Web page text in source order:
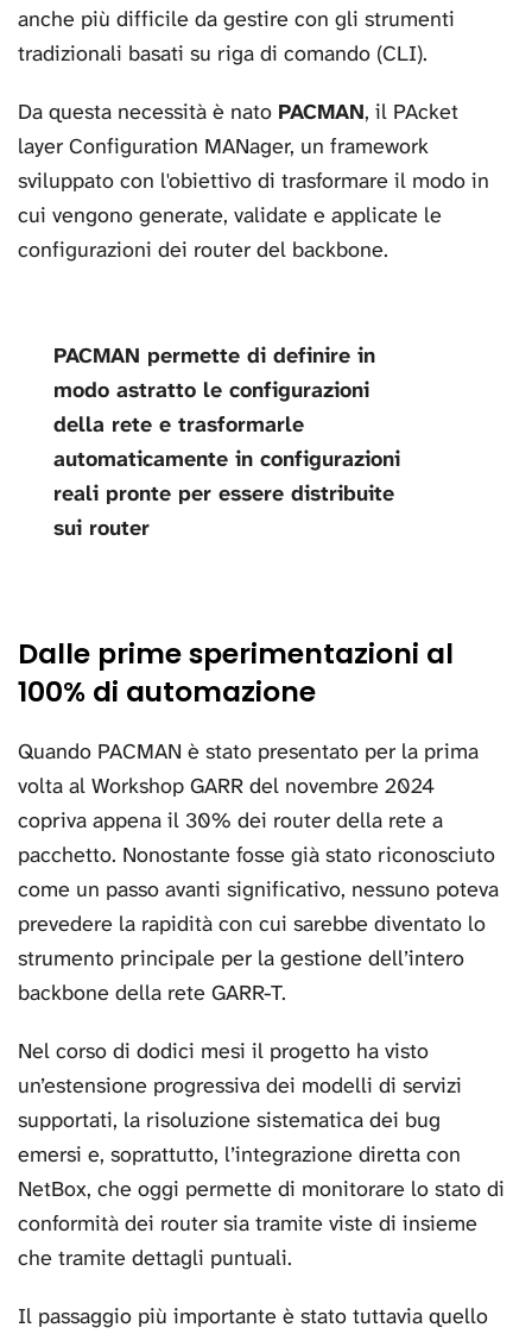
anche più difficile da gestire con gli strumenti
tradizionali basati su riga di comando (CLI).
Da questa necessità è nato PACMAN, il PAcket
layer Configuration MANager, un framework
sviluppato con l'obiettivo di trasformare il modo in
cui vengono generate, validate e applicate le
configurazioni dei router del backbone.
PACMAN permette di definire in
modo astratto le configurazioni
della rete e trasformarle
automaticamente in configurazioni
reali pronte per essere distribuite
sui router
Dalle prime sperimentazioni al
100% di automazione
Quando PACMAN è stato presentato per la prima
volta al Workshop GARR del novembre 2024
copriva appena il 30% dei router della rete a
pacchetto. Nonostante fosse già stato riconosciuto
come un passo avanti significativo, nessuno poteva
prevedere la rapidità con cui sarebbe diventato lo
strumento principale per la gestione dell’intero
backbone della rete GARR-T.
Nel corso di dodici mesi il progetto ha visto
un’estensione progressiva dei modelli di servizi
supportati, la risoluzione sistematica dei bug
emersi e, soprattutto, l’integrazione diretta con
NetBox, che oggi permette di monitorare lo stato di
conformità dei router sia tramite viste di insieme
che tramite dettagli puntuali.
Il passaggio più importante è stato tuttavia quello